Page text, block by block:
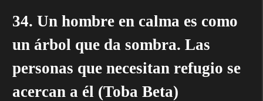
34. Un hombre en calma es como
un árbol que da sombra. Las
personas que necesitan refugio se
acercan a él (Toba Beta)